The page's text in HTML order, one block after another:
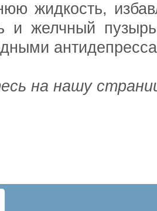
жидкость,
и желчный
на нашу